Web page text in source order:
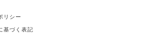
リシー
基づく表記